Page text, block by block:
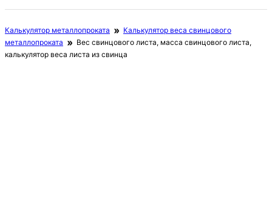
Калькулятор металлопроката
Калькулятор веса свинцового
металлопроката
Вес свинцового листа, масса свинцового листа,
калькулятор веса листа из свинца